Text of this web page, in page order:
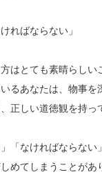
ればならない」
はとても素晴らしい
るあなたは、物事を
正しい道徳観を持っ
「なければならない
めてしまうことがあ